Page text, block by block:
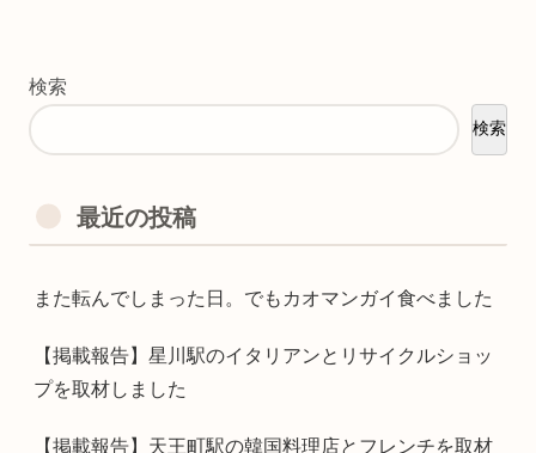
検索
検索
最近の投稿
また転んでしまった日。でもカオマンガイ食べました
【掲載報告】星川駅のイタリアンとリサイクルショッ
プを取材しました
【掲載報告】天王町駅の韓国料理店とフレンチを取材